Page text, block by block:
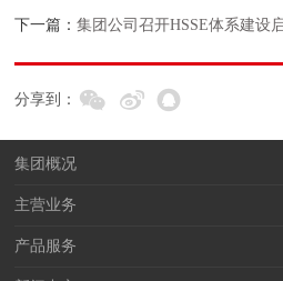
下一篇：集团公司召开HSSE体系建设
分享到：
集团概况
主营业务
产品服务